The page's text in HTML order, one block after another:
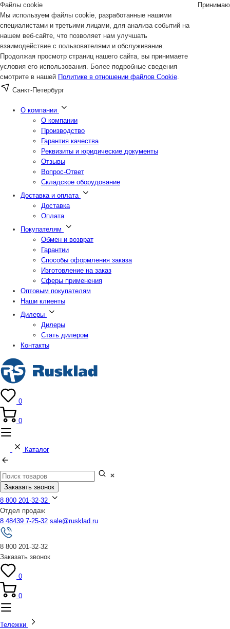
Файлы cookie
Мы используем файлы cookie, разработанные нашими
специалистами и третьими лицами, для анализа событий на
нашем веб-сайте, что позволяет нам улучшать
взаимодействие с пользователями и обслуживание.
Продолжая просмотр страниц нашего сайта, вы принимаете
условия его использования. Более подробные сведения
смотрите в нашей Политике в отношении файлов Cookie.
Принимаю
Санкт-Петербург
О компании
О компании
Производство
Гарантия качества
Реквизиты и юридические документы
Отзывы
Вопрос-Ответ
Складское оборудование
Доставка и оплата
Доставка
Оплата
Покупателям
Обмен и возврат
Гарантии
Способы оформления заказа
Изготовление на заказ
Сферы применения
Оптовым покупателям
Наши клиенты
Дилеры
Дилеры
Стать дилером
Контакты
0
0
Каталог
Заказать звонок
8 800 201-32-32
Отдел продаж
8 48439 7-25-32 sale@rusklad.ru
8 800 201-32-32
Заказать звонок
0
0
Тележки